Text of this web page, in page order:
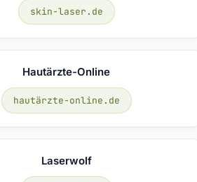
skin-laser.de
Hautärzte-Online
hautärzte-online.de
Laserwolf